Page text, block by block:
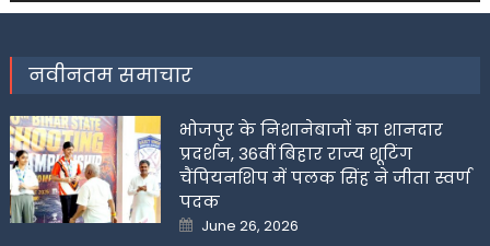
नवीनतम समाचार
भोजपुर के निशानेबाजों का शानदार
प्रदर्शन, 36वीं बिहार राज्य शूटिंग
चैंपियनशिप में पलक सिंह ने जीता स्वर्ण
पदक
Posted
on
June 26, 2026